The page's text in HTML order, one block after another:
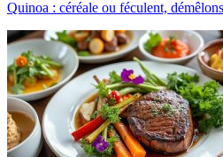
Quinoa : céréale ou féculent,